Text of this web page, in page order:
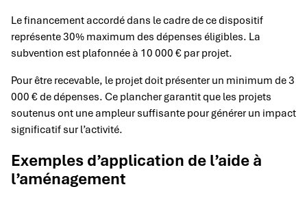
Le financement accordé dans le cadre de ce dispositif
représente 30% maximum des dépenses éligibles. La
subvention est plafonnée à 10 000 € par projet.
Pour être recevable, le projet doit présenter un minimum de 3
000 € de dépenses. Ce plancher garantit que les projets
soutenus ont une ampleur suffisante pour générer un impact
significatif sur l’activité.
Exemples d’application de l’aide à
l’aménagement